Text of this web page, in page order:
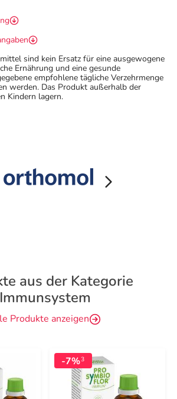
sind kein Ersatz für eine ausgewogene
Ernährung und eine gesunde
empfohlene tägliche Verzehrmenge
werden. Das Produkt außerhalb der
Kindern lagern.
aus der Kategorie
Immunsystem
Produkte anzeigen
-7%3